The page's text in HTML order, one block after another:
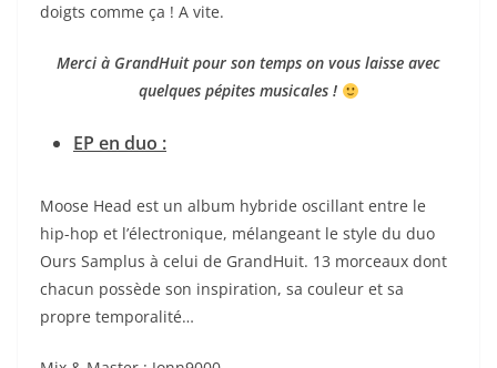
doigts comme ça ! A vite.
Merci à GrandHuit pour son temps on vous laisse avec
quelques pépites musicales !
EP en duo :
Moose Head est un album hybride oscillant entre le
hip-hop et l’électronique, mélangeant le style du duo
Ours Samplus à celui de GrandHuit. 13 morceaux dont
chacun possède son inspiration, sa couleur et sa
propre temporalité…